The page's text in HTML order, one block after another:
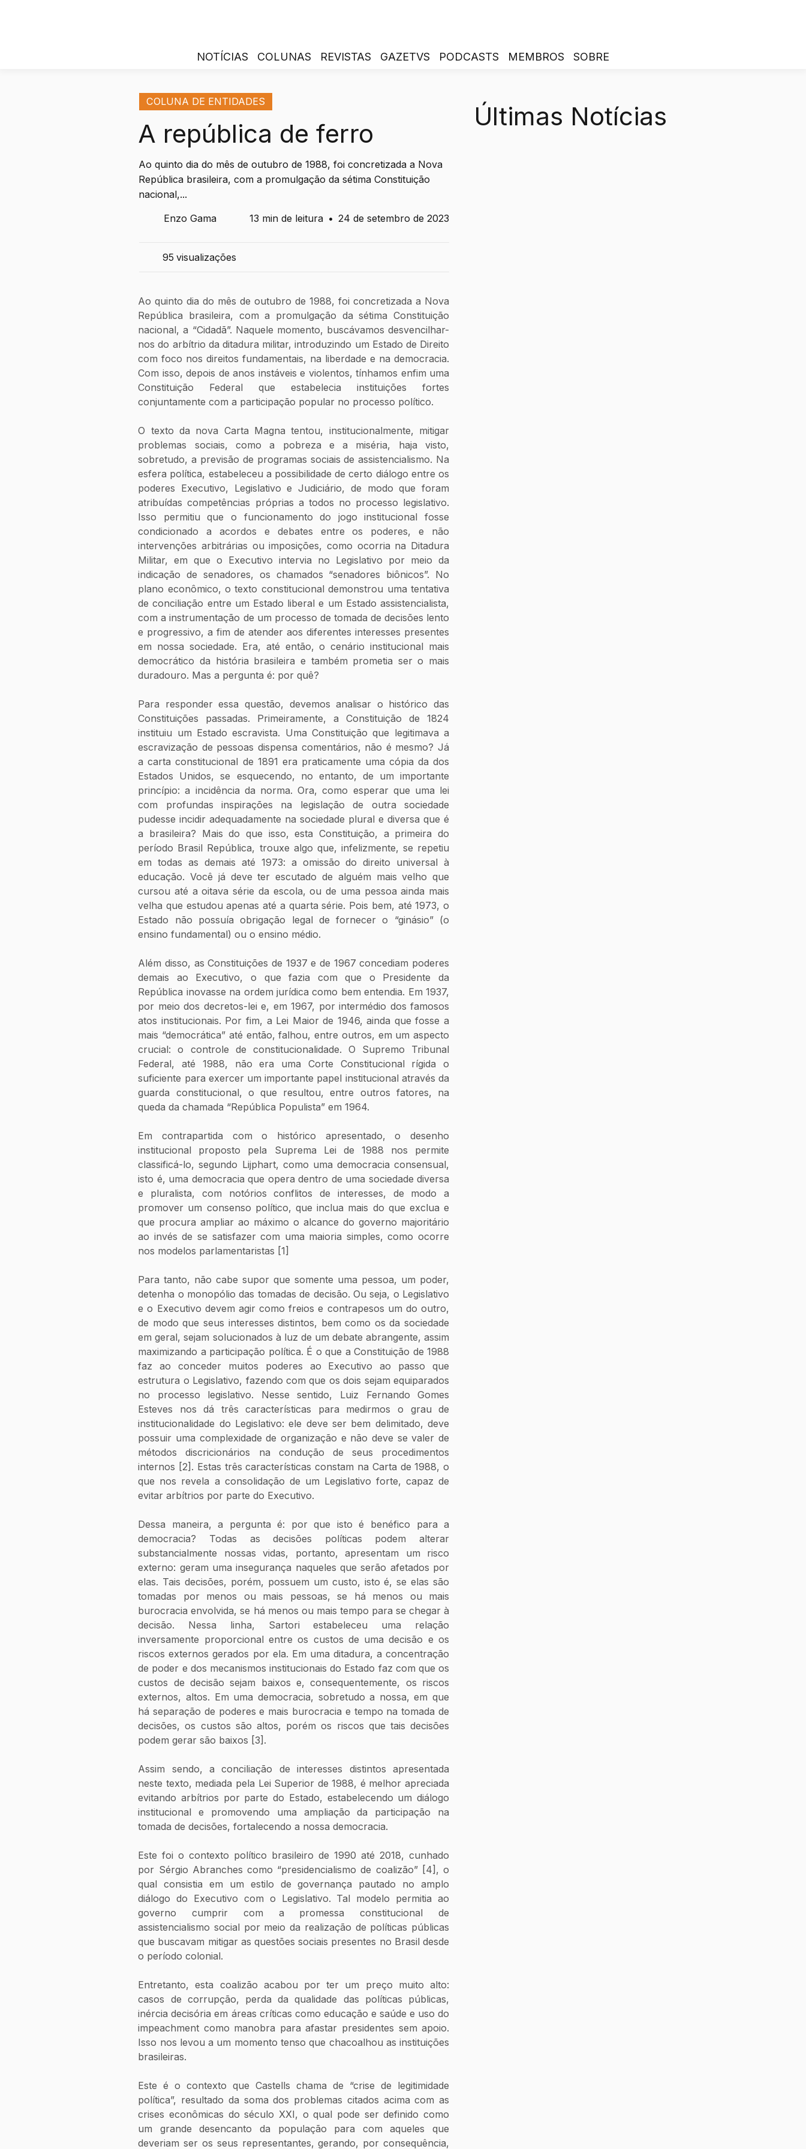
NOTÍCIAS COLUNAS REVISTAS GAZETVS PODCASTS MEMBROS SOBRE
COLUNA DE ENTIDADES
A república de ferro
Ao quinto dia do mês de outubro de 1988, foi concretizada a Nova
República brasileira, com a promulgação da sétima Constituição
nacional,...
Enzo Gama
13 min de leitura • 24 de setembro de 2023
95 visualizações
Ao quinto dia do mês de outubro de 1988, foi concretizada a Nova
República brasileira, com a promulgação da sétima Constituição
nacional, a “Cidadã”. Naquele momento, buscávamos desvencilhar-
nos do arbítrio da ditadura militar, introduzindo um Estado de Direito
com foco nos direitos fundamentais, na liberdade e na democracia.
Com isso, depois de anos instáveis e violentos, tínhamos enfim uma
Constituição Federal que estabelecia instituições fortes
conjuntamente com a participação popular no processo político.
O texto da nova Carta Magna tentou, institucionalmente, mitigar
problemas sociais, como a pobreza e a miséria, haja visto,
sobretudo, a previsão de programas sociais de assistencialismo. Na
esfera política, estabeleceu a possibilidade de certo diálogo entre os
poderes Executivo, Legislativo e Judiciário, de modo que foram
atribuídas competências próprias a todos no processo legislativo.
Isso permitiu que o funcionamento do jogo institucional fosse
condicionado a acordos e debates entre os poderes, e não
intervenções arbitrárias ou imposições, como ocorria na Ditadura
Militar, em que o Executivo intervia no Legislativo por meio da
indicação de senadores, os chamados “senadores biônicos”. No
plano econômico, o texto constitucional demonstrou uma tentativa
de conciliação entre um Estado liberal e um Estado assistencialista,
com a instrumentação de um processo de tomada de decisões lento
e progressivo, a fim de atender aos diferentes interesses presentes
em nossa sociedade. Era, até então, o cenário institucional mais
democrático da história brasileira e também prometia ser o mais
duradouro. Mas a pergunta é: por quê?
Para responder essa questão, devemos analisar o histórico das
Constituições passadas. Primeiramente, a Constituição de 1824
instituiu um Estado escravista. Uma Constituição que legitimava a
escravização de pessoas dispensa comentários, não é mesmo? Já
a carta constitucional de 1891 era praticamente uma cópia da dos
Estados Unidos, se esquecendo, no entanto, de um importante
princípio: a incidência da norma. Ora, como esperar que uma lei
com profundas inspirações na legislação de outra sociedade
pudesse incidir adequadamente na sociedade plural e diversa que é
a brasileira? Mais do que isso, esta Constituição, a primeira do
período Brasil República, trouxe algo que, infelizmente, se repetiu
em todas as demais até 1973: a omissão do direito universal à
educação. Você já deve ter escutado de alguém mais velho que
cursou até a oitava série da escola, ou de uma pessoa ainda mais
velha que estudou apenas até a quarta série. Pois bem, até 1973, o
Estado não possuía obrigação legal de fornecer o “ginásio” (o
ensino fundamental) ou o ensino médio.
Além disso, as Constituições de 1937 e de 1967 concediam poderes
demais ao Executivo, o que fazia com que o Presidente da
República inovasse na ordem jurídica como bem entendia. Em 1937,
por meio dos decretos-lei e, em 1967, por intermédio dos famosos
atos institucionais. Por fim, a Lei Maior de 1946, ainda que fosse a
mais “democrática” até então, falhou, entre outros, em um aspecto
crucial: o controle de constitucionalidade. O Supremo Tribunal
Federal, até 1988, não era uma Corte Constitucional rígida o
suficiente para exercer um importante papel institucional através da
guarda constitucional, o que resultou, entre outros fatores, na
queda da chamada “República Populista” em 1964.
Em contrapartida com o histórico apresentado, o desenho
institucional proposto pela Suprema Lei de 1988 nos permite
classificá-lo, segundo Lijphart, como uma democracia consensual,
isto é, uma democracia que opera dentro de uma sociedade diversa
e pluralista, com notórios conflitos de interesses, de modo a
promover um consenso político, que inclua mais do que exclua e
que procura ampliar ao máximo o alcance do governo majoritário
ao invés de se satisfazer com uma maioria simples, como ocorre
nos modelos parlamentaristas [1]
Para tanto, não cabe supor que somente uma pessoa, um poder,
detenha o monopólio das tomadas de decisão. Ou seja, o Legislativo
e o Executivo devem agir como freios e contrapesos um do outro,
de modo que seus interesses distintos, bem como os da sociedade
em geral, sejam solucionados à luz de um debate abrangente, assim
maximizando a participação política. É o que a Constituição de 1988
faz ao conceder muitos poderes ao Executivo ao passo que
estrutura o Legislativo, fazendo com que os dois sejam equiparados
no processo legislativo. Nesse sentido, Luiz Fernando Gomes
Esteves nos dá três características para medirmos o grau de
institucionalidade do Legislativo: ele deve ser bem delimitado, deve
possuir uma complexidade de organização e não deve se valer de
métodos discricionários na condução de seus procedimentos
internos [2]. Estas três características constam na Carta de 1988, o
que nos revela a consolidação de um Legislativo forte, capaz de
evitar arbítrios por parte do Executivo.
Dessa maneira, a pergunta é: por que isto é benéfico para a
democracia? Todas as decisões políticas podem alterar
substancialmente nossas vidas, portanto, apresentam um risco
externo: geram uma insegurança naqueles que serão afetados por
elas. Tais decisões, porém, possuem um custo, isto é, se elas são
tomadas por menos ou mais pessoas, se há menos ou mais
burocracia envolvida, se há menos ou mais tempo para se chegar à
decisão. Nessa linha, Sartori estabeleceu uma relação
inversamente proporcional entre os custos de uma decisão e os
riscos externos gerados por ela. Em uma ditadura, a concentração
de poder e dos mecanismos institucionais do Estado faz com que os
custos de decisão sejam baixos e, consequentemente, os riscos
externos, altos. Em uma democracia, sobretudo a nossa, em que
há separação de poderes e mais burocracia e tempo na tomada de
decisões, os custos são altos, porém os riscos que tais decisões
podem gerar são baixos [3].
Assim sendo, a conciliação de interesses distintos apresentada
neste texto, mediada pela Lei Superior de 1988, é melhor apreciada
evitando arbítrios por parte do Estado, estabelecendo um diálogo
institucional e promovendo uma ampliação da participação na
tomada de decisões, fortalecendo a nossa democracia.
Este foi o contexto político brasileiro de 1990 até 2018, cunhado
por Sérgio Abranches como “presidencialismo de coalizão” [4], o
qual consistia em um estilo de governança pautado no amplo
diálogo do Executivo com o Legislativo. Tal modelo permitia ao
governo cumprir com a promessa constitucional de
assistencialismo social por meio da realização de políticas públicas
que buscavam mitigar as questões sociais presentes no Brasil desde
o período colonial.
Entretanto, esta coalizão acabou por ter um preço muito alto:
casos de corrupção, perda da qualidade das políticas públicas,
inércia decisória em áreas críticas como educação e saúde e uso do
impeachment como manobra para afastar presidentes sem apoio.
Isso nos levou a um momento tenso que chacoalhou as instituições
brasileiras.
Este é o contexto que Castells chama de “crise de legitimidade
política”, resultado da soma dos problemas citados acima com as
crises econômicas do século XXI, o qual pode ser definido como
um grande desencanto da população para com aqueles que
deveriam ser os seus representantes, gerando, por consequência,
Últimas Notícias